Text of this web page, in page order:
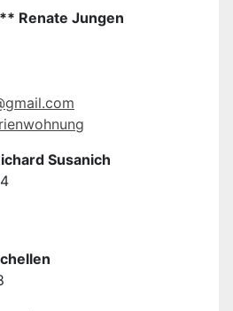
Renate Jungen
Susanich